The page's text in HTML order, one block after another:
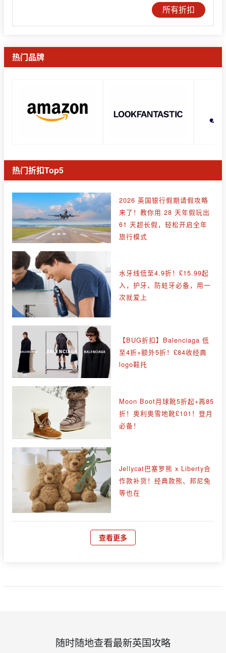
所有折扣
热门品牌
热门折扣Top5
2026 英国银行假期请假攻略
来了！教你用 28 天年假玩出
61 天超长假，轻松开启全年
旅行模式
水牙线低至4.9折！£15.99起
入，护牙、防蛀牙必备，用一
次就爱上
【BUG折扣】Balenciaga 低
至4折+额外5折！£84收经典
logo鞋托
Moon Boot月球靴5折起+再85
折！奥利奥雪地靴£101！登月
必备！
Jellycat巴塞罗熊 x Liberty合
作款补货！经典款熊、邦尼兔
等也在
查看更多
随时随地查看最新英国攻略